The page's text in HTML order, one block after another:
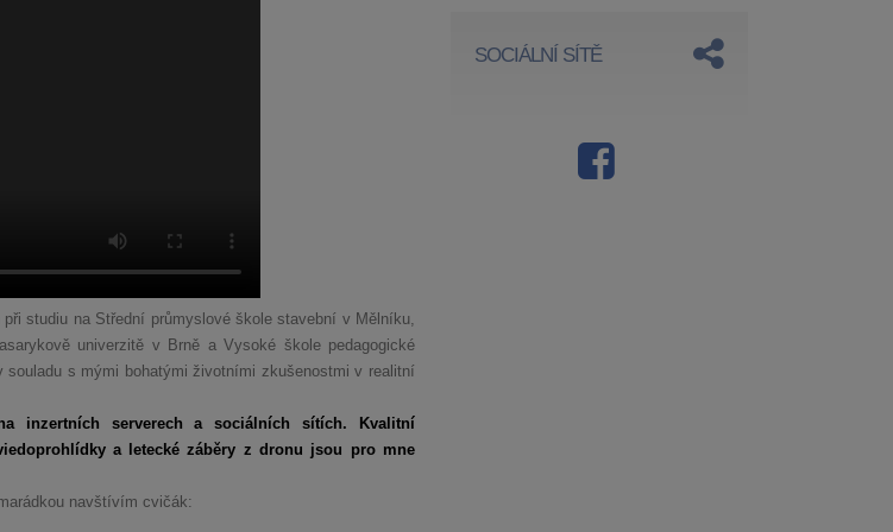
studiu na Střední průmyslové škole stavební v Mělníku,
univerzitě v Brně a Vysoké škole pedagogické
s mými bohatými životními zkušenostmi v realitní
inzertních serverech a sociálních sítích. Kvalitní
a letecké záběry z dronu jsou pro mne
navštívím cvičák:
SOCIÁLNÍ SÍTĚ